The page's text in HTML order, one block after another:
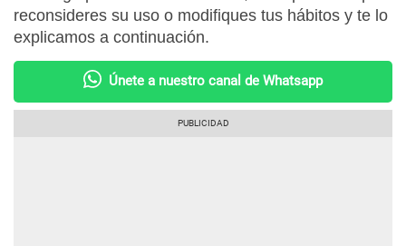
reconsideres su uso o modifiques tus hábitos y te lo
explicamos a continuación.
Únete a nuestro canal de Whatsapp